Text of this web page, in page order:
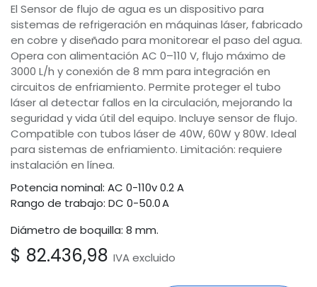
El Sensor de flujo de agua es un dispositivo para
sistemas de refrigeración en máquinas láser, fabricado
en cobre y diseñado para monitorear el paso del agua.
Opera con alimentación AC 0–110 V, flujo máximo de
3000 L/h y conexión de 8 mm para integración en
circuitos de enfriamiento. Permite proteger el tubo
láser al detectar fallos en la circulación, mejorando la
seguridad y vida útil del equipo. Incluye sensor de flujo.
Compatible con tubos láser de 40W, 60W y 80W. Ideal
para sistemas de enfriamiento. Limitación: requiere
instalación en línea.
Potencia nominal: AC 0-110v 0.2 A
Rango de trabajo: DC 0-50.0 A
Diámetro de boquilla: 8 mm.
$ 82.436,98 IVA excluido